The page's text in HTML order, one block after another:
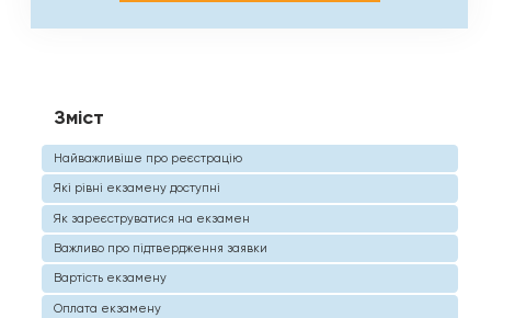
Зміст
Найважливіше про реєстрацію
Які рівні екзамену доступні
Як зареєструватися на екзамен
Важливо про підтвердження заявки
Вартість екзамену
Оплата екзамену